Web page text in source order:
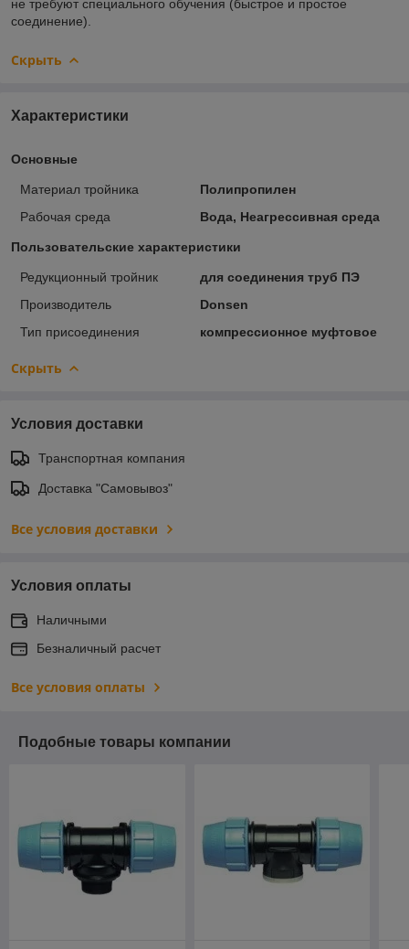
не требуют специального обучения (быстрое и простое
соединение).
Скрыть
Характеристики
Основные
Материал тройника
Полипропилен
Рабочая среда
Вода, Неагрессивная среда
Пользовательские характеристики
Редукционный тройник
для соединения труб ПЭ
Производитель
Donsen
Тип присоединения
компрессионное муфтовое
Скрыть
Условия доставки
Транспортная компания
Доставка "Самовывоз"
Все условия доставки
Условия оплаты
Наличными
Безналичный расчет
Все условия оплаты
Подобные товары компании